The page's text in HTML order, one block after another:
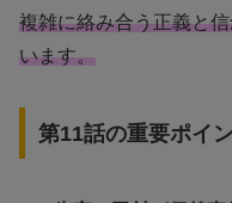
複雑に絡み合う正義と
います。
第11話の重要ポイ